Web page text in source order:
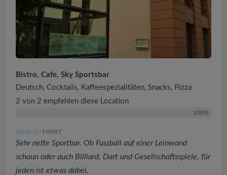
Bistro, Cafe, Sky Sportsbar
Deutsch, Cocktails, Kaffeespezialitäten, Snacks, Pizza
2 von 2 empfehlen diese Location
100%
GUIDE (73 ) FINDET:
Sehr nette Sportbar. Ob Fussball auf einer Leinwand
schaun oder auch Billiard, Dart und Gesellschaftsspiele, für
jeden ist etwas dabei.